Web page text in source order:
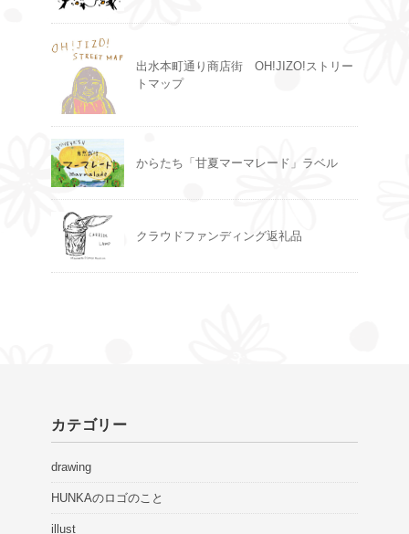
出水本町通り商店街 OH!JIZO!ストリー
トマップ
からたち「甘夏マーマレード」ラベル
クラウドファンディング返礼品
カテゴリー
drawing
HUNKAのロゴのこと
illust